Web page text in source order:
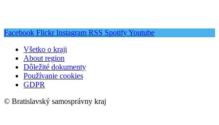
Facebook Flickr Instagram RSS SpotifyYoutube
Všetko o kraji
About region
Dôležité dokumenty
Používanie cookies
GDPR
© Bratislavský samosprávny kraj